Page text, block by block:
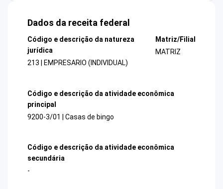
Dados da receita federal
Código e descrição da natureza
jurídica
213 | EMPRESARIO (INDIVIDUAL)
Matriz/Filial
MATRIZ
Código e descrição da atividade econômica
principal
9200-3/01 | Casas de bingo
Código e descrição da atividade econômica
secundária
-